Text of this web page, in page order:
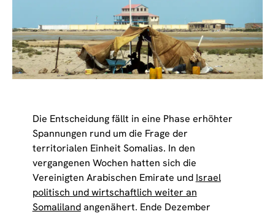
Die Entscheidung fällt in eine Phase erhöhter
Spannungen rund um die Frage der
territorialen Einheit Somalias. In den
vergangenen Wochen hatten sich die
Vereinigten Arabischen Emirate und Israel
politisch und wirtschaftlich weiter an
Somalilandangenähert. Ende Dezember